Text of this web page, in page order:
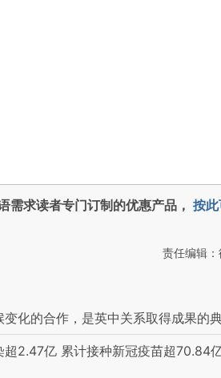
需求读者专门订制的优惠产品， 按
责任编辑
化的合作，是英中关系取得成果的
2.47亿 累计接种新冠疫苗超70.84